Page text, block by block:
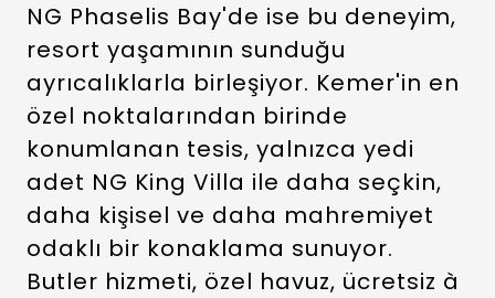
NG Phaselis Bay'de ise bu deneyim,
resort yaşamının sunduğu
ayrıcalıklarla birleşiyor. Kemer'in en
özel noktalarından birinde
konumlanan tesis, yalnızca yedi
adet NG King Villa ile daha seçkin,
daha kişisel ve daha mahremiyet
odaklı bir konaklama sunuyor.
Butler hizmeti, özel havuz, ücretsiz à